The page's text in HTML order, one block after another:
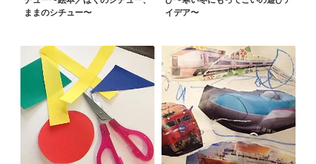
ままのシチュー〜
イデア〜